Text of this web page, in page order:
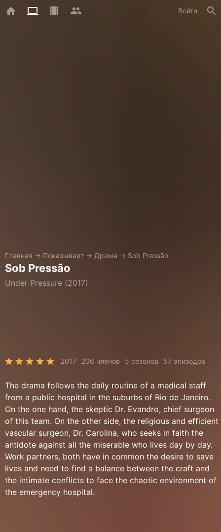
Войти
Главная → Показывает → Драма → Sob Pressão
Sob Pressão
Under Pressure (2017)
2017 206 членов 5 сезонов 57 эпизодов
The drama follows the daily routine of a medical staff
from a public hospital in the suburbs of Rio de Janeiro.
On the one hand, the skeptic Dr. Evandro, chief surgeon
of this team. On the other side, the religious and efficient
vascular surgeon, Dr. Carolina, who seeks in faith the
antidote against all the miserable who lives day by day.
Work partners, both have in common the desire to save
lives and need to find a balance between the craft and
the intimate conflicts to face the chaotic environment of
the emergency hospital.